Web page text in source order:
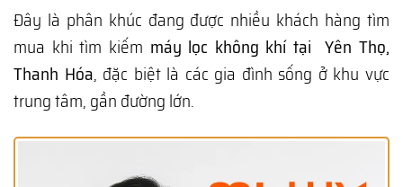
Đây là phân khúc đang được nhiều khách hàng tìm
mua khi tìm kiếm máy lọc không khí tại Yên Thọ,
Thanh Hóa, đặc biệt là các gia đình sống ở khu vực
trung tâm, gần đường lớn.